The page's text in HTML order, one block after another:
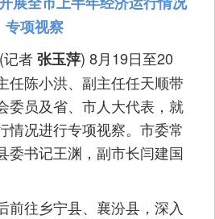
专项视察
(记者张玉萍) 8月19日至20
任陈小洪、副主任任天顺带
委员及省、市人大代表，就
情况进行专项视察。市委常
委书记王渊，副市长闫建国
往乡宁县、襄汾县，深入